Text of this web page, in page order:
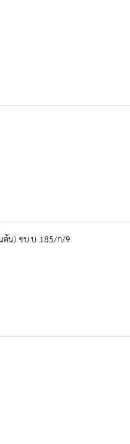
ต้น) ชบ.บ 185/ก/9